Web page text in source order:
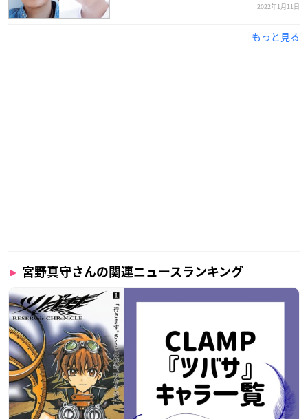
宮野真守 ほか
※敬称略
【大阪公演】
2022年3月17日(木)～29日(火)
会場：オリックス劇場
料金：S 席 15,800 円 A 席 7,800 円 ヤングチケット 2,200 円
チケット発売日：2022年1月30日（日）AM10:00
主催：ABCテレビ／サンライズプロモーション大阪／キョード
2022年1月11日
もっと見る
宮野真守さんの関連ニュースランキング